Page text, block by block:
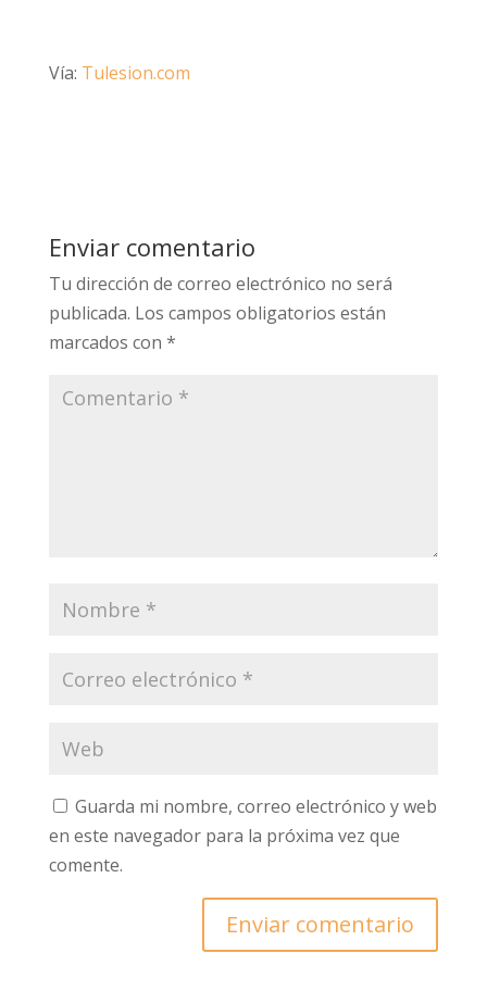
Vía: Tulesion.com
Enviar comentario
Tu dirección de correo electrónico no será
publicada. Los campos obligatorios están
marcados con *
Guarda mi nombre, correo electrónico y web
en este navegador para la próxima vez que
comente.